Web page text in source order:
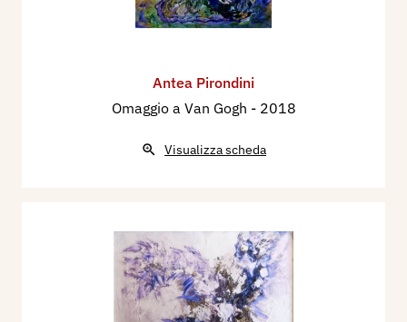
Antea Pirondini
Omaggio a Van Gogh - 2018
Visualizza scheda